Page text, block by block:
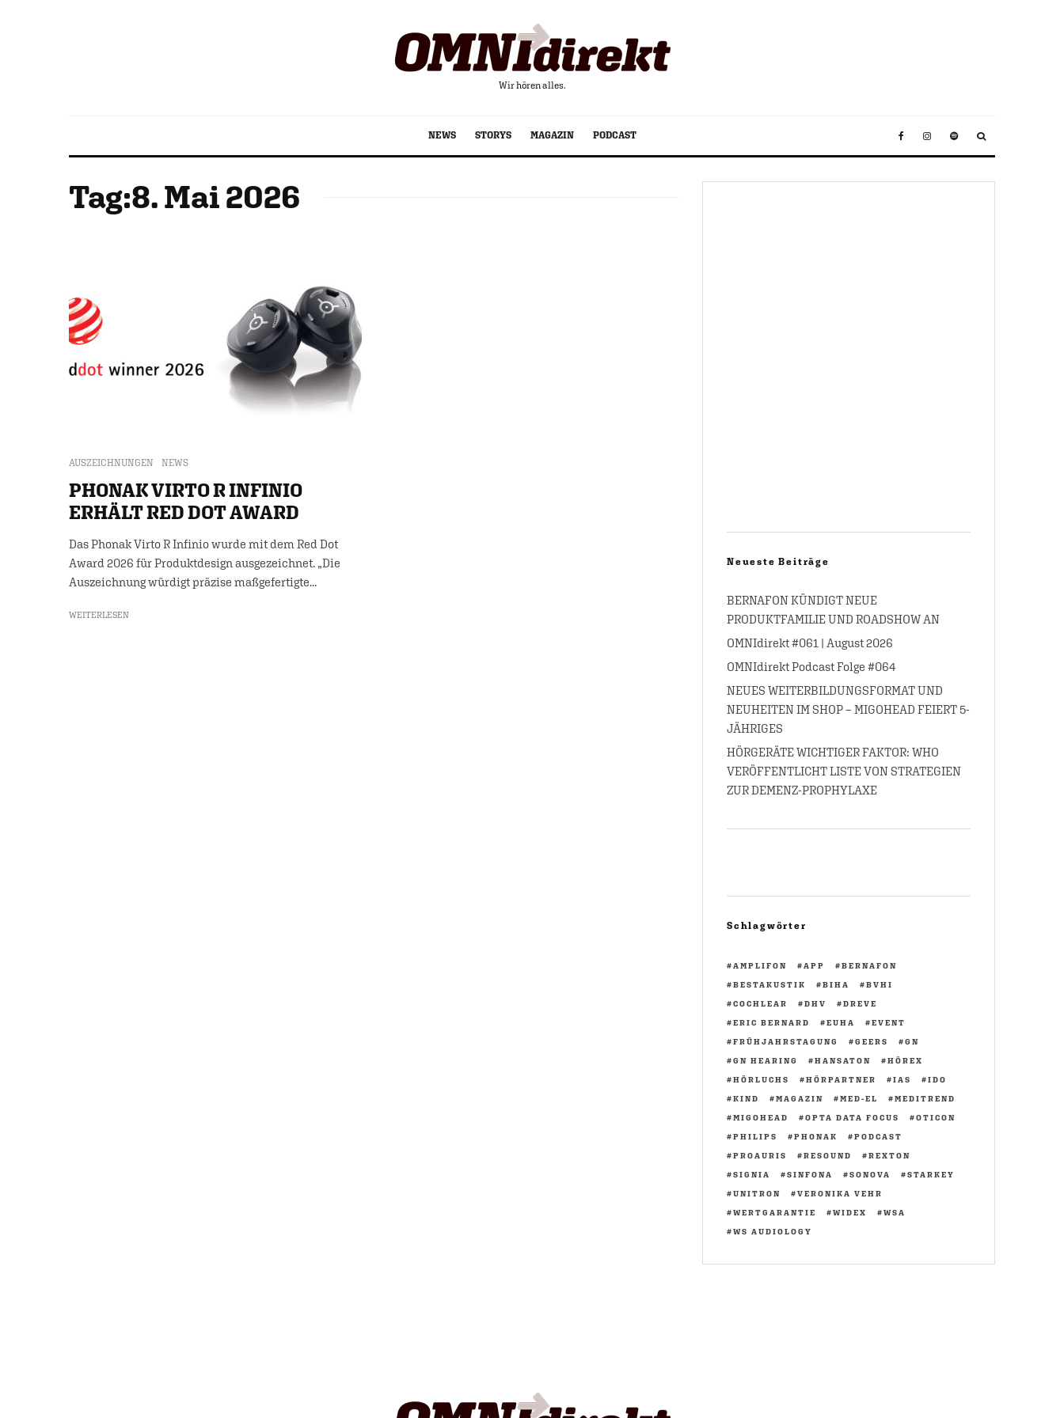
Wir hören alles.
NEWS STORYS MAGAZIN PODCAST
Tag:8. Mai 2026
AUSZEICHNUNGEN NEWS
PHONAK VIRTO R INFINIO
ERHÄLT RED DOT AWARD
Das Phonak Virto R Infinio wurde mit dem Red Dot
Award 2026 für Produktdesign ausgezeichnet. „Die
Auszeichnung würdigt präzise maßgefertigte...
WEITERLESEN
Neueste Beiträge
BERNAFON KÜNDIGT NEUE
PRODUKTFAMILIE UND ROADSHOW AN
OMNIdirekt #061 | August 2026
OMNIdirekt Podcast Folge #064
NEUES WEITERBILDUNGSFORMAT UND
NEUHEITEN IM SHOP – MIGOHEAD FEIERT 5-
JÄHRIGES
HÖRGERÄTE WICHTIGER FAKTOR: WHO
VERÖFFENTLICHT LISTE VON STRATEGIEN
ZUR DEMENZ-PROPHYLAXE
Schlagwörter
AMPLIFON APP
BERNAFON
BESTAKUSTIK
BIHA
BVHI
COCHLEAR
DHV
DREVE
ERIC BERNARD
EUHA
EVENT
FRÜHJAHRSTAGUNG
GEERS
GN
GN HEARING
HANSATON
HÖREX
HÖRLUCHS
HÖRPARTNER IAS
IDO
KIND
MAGAZIN MED-EL
MEDITREND
MIGOHEAD
OPTA DATA FOCUS
OTICON
PHILIPS
PHONAK
PODCAST
PROAURIS
RESOUND
REXTON
SIGNIA
SINFONA SONOVA
STARKEY
UNITRON
VERONIKA VEHR
WERTGARANTIE
WIDEX
WSA
WS AUDIOLOGY